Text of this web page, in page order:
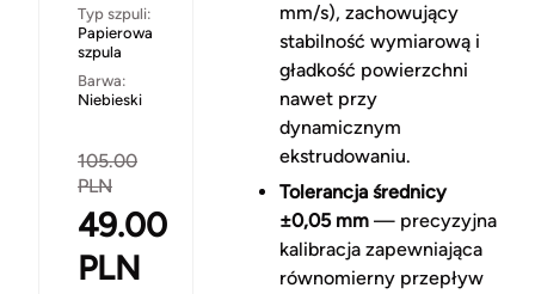
Typ szpuli:
Papierowa
szpula
Barwa:
Niebieski
105.00
PLN
49.00
PLN
mm/s), zachowujący
stabilność wymiarową i
gładkość powierzchni
nawet przy
dynamicznym
ekstrudowaniu.
Tolerancja średnicy
±0,05 mm— precyzyjna
kalibracja zapewniająca
równomierny przepływ